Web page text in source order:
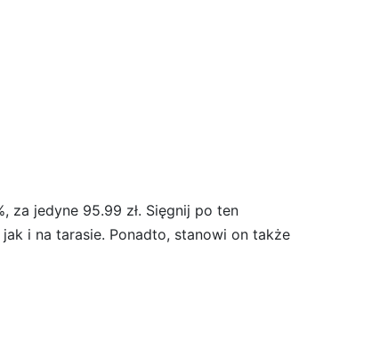
za jedyne 95.99 zł. Sięgnij po ten
i na tarasie. Ponadto, stanowi on także